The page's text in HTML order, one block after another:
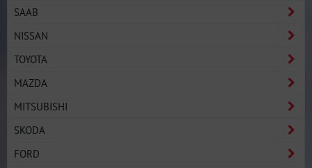
SAAB
NISSAN
TOYOTA
MAZDA
MITSUBISHI
SKODA
FORD